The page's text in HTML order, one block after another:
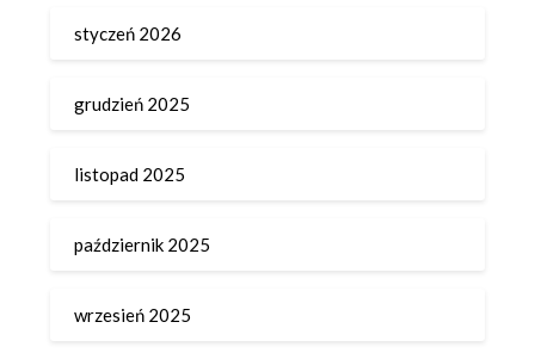
styczeń 2026
grudzień 2025
listopad 2025
październik 2025
wrzesień 2025